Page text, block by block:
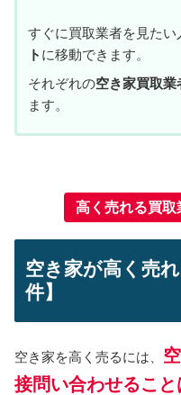
すぐに買取業者を見たい
ト に移動できます。
それぞれの空き家買取業
ます。
高く売れる買取
空き家が高く売
件】
空き家を高く売るには、
接問い合わせること